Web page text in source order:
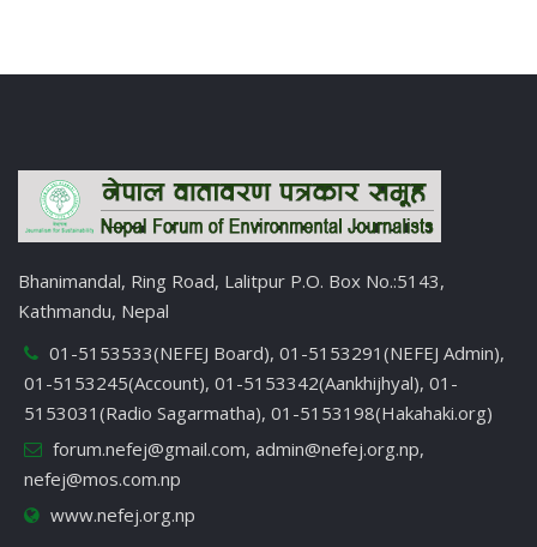
Bhanimandal, Ring Road, Lalitpur P.O. Box No.:5143,
Kathmandu, Nepal
01-5153533(NEFEJ Board), 01-5153291(NEFEJ Admin),
01-5153245(Account), 01-5153342(Aankhijhyal), 01-
5153031(Radio Sagarmatha), 01-5153198(Hakahaki.org)
forum.nefej@gmail.com, admin@nefej.org.np,
nefej@mos.com.np
www.nefej.org.np